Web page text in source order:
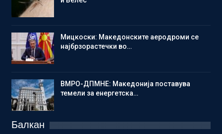
Мицкоски: Македонските аеродроми се
најбрзорастечки во…
ВМРО-ДПМНЕ: Македонија поставува
темели за енергетска…
Балкан